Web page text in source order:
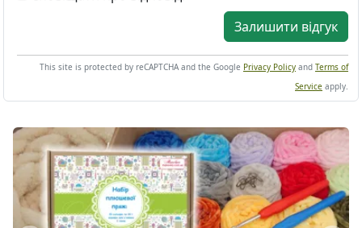
Залишити відгук
This site is protected by reCAPTCHA and the Google Privacy Policy and Terms of
Service apply.